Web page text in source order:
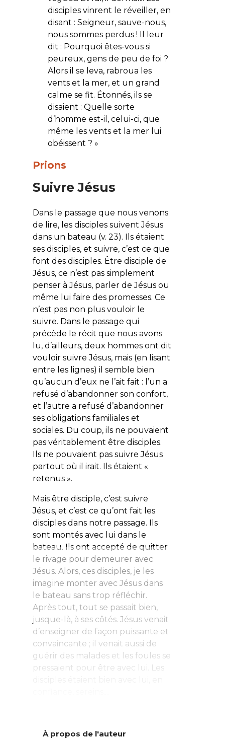
disciples vinrent le réveiller, en
disant : Seigneur, sauve-nous,
nous sommes perdus ! Il leur
dit : Pourquoi êtes-vous si
peureux, gens de peu de foi ?
Alors il se leva, rabroua les
vents et la mer, et un grand
calme se fit. Étonnés, ils se
disaient : Quelle sorte
d’homme est-il, celui-ci, que
même les vents et la mer lui
obéissent ? »
Prions
Suivre Jésus
Dans le passage que nous venons
de lire, les disciples suivent Jésus
dans un bateau (v. 23). Ils étaient
ses disciples, et suivre, c’est ce que
font des disciples. Être disciple de
Jésus, ce n’est pas simplement
penser à Jésus, parler de Jésus ou
même lui faire des promesses. Ce
n’est pas non plus vouloir le
suivre. Dans le passage qui
précède le récit que nous avons
lu, d’ailleurs, deux hommes ont dit
vouloir suivre Jésus, mais (en lisant
entre les lignes) il semble bien
qu’aucun d’eux ne l’ait fait : l’un a
refusé d’abandonner son confort,
et l’autre a refusé d’abandonner
ses obligations familiales et
sociales. Du coup, ils ne pouvaient
pas véritablement être disciples.
Ils ne pouvaient pas suivre Jésus
partout où il irait. Ils étaient «
retenus ».
Mais être disciple, c’est suivre
Jésus, et c’est ce qu’ont fait les
disciples dans notre passage. Ils
sont montés avec lui dans le
bateau. Ils ont accepté de quitter
le rivage pour demeurer avec
Jésus. Alors, ces disciples, je les
imagine monter avec Jésus dans
le bateau sans trop réfléchir.
Après tout, tout se passait bien,
jusque-là, à ses côtés. Jésus venait
d’enseigner de façon puissante et
convaincante ; il venait aussi de
guérir des malades et les foules se
pressaient pour être avec lui. Les
À propos de l'auteur